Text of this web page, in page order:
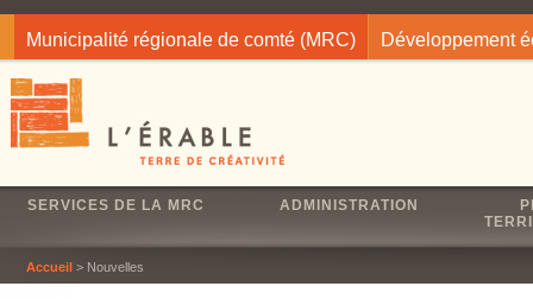
Municipalité régionale de comté (MRC) Développement
SERVICES DE LA MRC ADMINISTRATION
Accueil > Nouvelles